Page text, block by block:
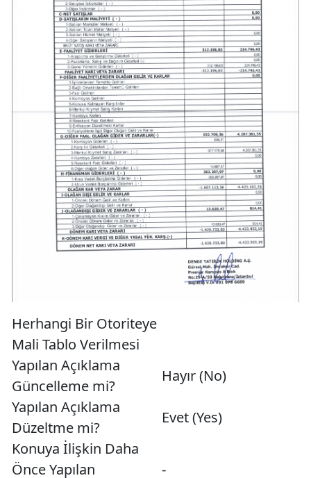
Herhangi Bir Otoriteye
Mali Tablo Verilmesi
Yapılan Açıklama
Güncelleme mi?
Hayır (No)
Yapılan Açıklama
Düzeltme mi?
Evet (Yes)
Konuya İlişkin Daha
Önce Yapılan
-